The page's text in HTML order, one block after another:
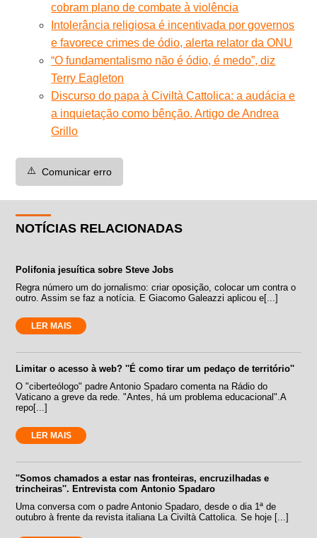
cobram plano de combate à violência
Intolerância religiosa é incentivada por governos
e favorece crimes de ódio, alerta relator da ONU
“O fundamentalismo não é ódio, é medo”, diz
Terry Eagleton
Discurso do papa à Civiltà Cattolica: a audácia e
a inquietação como bênção. Artigo de Andrea
Grillo
⚠️ Comunicar erro
NOTÍCIAS RELACIONADAS
Polifonia jesuítica sobre Steve Jobs
Regra número um do jornalismo: criar oposição, colocar um contra o
outro. Assim se faz a notícia. E Giacomo Galeazzi aplicou e[...]
LER MAIS
Limitar o acesso à web? ''É como tirar um pedaço de território''
O "ciberteólogo" padre Antonio Spadaro comenta na Rádio do
Vaticano a greve da rede. "Antes, há um problema educacional".A
repo[...]
LER MAIS
''Somos chamados a estar nas fronteiras, encruzilhadas e
trincheiras''. Entrevista com Antonio Spadaro
Uma conversa com o padre Antonio Spadaro, desde o dia 1ª de
outubro à frente da revista italiana La Civiltà Cattolica. Se hoje [...]